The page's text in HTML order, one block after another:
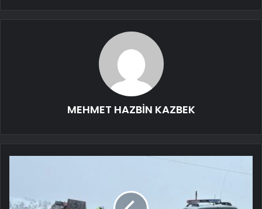
MEHMET HAZBİN KAZBEK